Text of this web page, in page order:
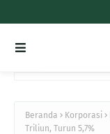
Beranda Korporasi
Triliun, Turun 5,7%